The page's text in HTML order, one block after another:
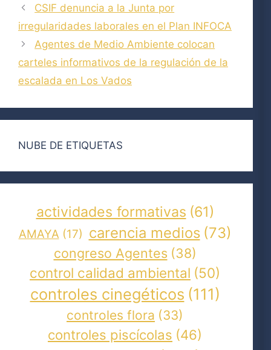
CSIF denuncia a la Junta por
irregularidades laborales en el Plan INFOCA
Agentes de Medio Ambiente colocan
carteles informativos de la regulación de la
escalada en Los Vados
NUBE DE ETIQUETAS
actividades formativas (61)
AMAYA (17) carencia medios (73)
congreso Agentes (38)
control calidad ambiental (50)
controles cinegéticos (111)
controles flora (33)
controles piscícolas (46)